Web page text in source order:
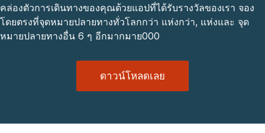
คล่องตัวการเดินทางของคุณด้วยแอปที่ได้รับรางวัลของเรา จอง
โดยตรงที่จุดหมายปลายทางทั่วโลกกว่า แห่งกว่า, แห่งและ จุด
หมายปลายทางอื่น 6 ๆ อีกมากมาย000
ดาวน์โหลดเลย